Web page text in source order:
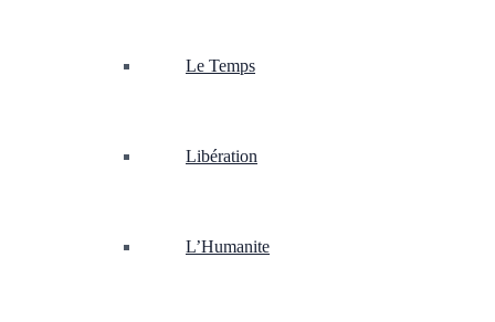
Le Temps
Libération
L’Humanite